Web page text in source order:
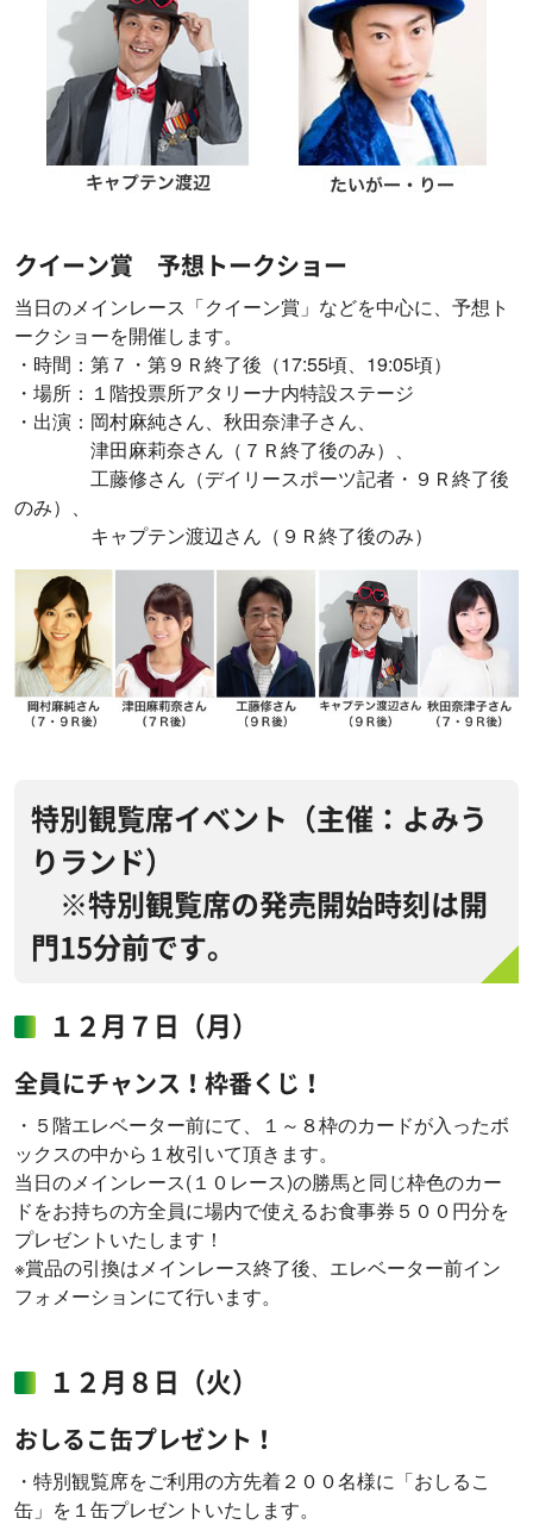
クイーン賞 予想トークショー
当日のメインレース「クイーン賞」などを中心に、予想ト
ークショーを開催します。
・時間：第７・第９Ｒ終了後（17:55頃、19:05頃）
・場所：１階投票所アタリーナ内特設ステージ
・出演：岡村麻純さん、秋田奈津子さん、
津田麻莉奈さん（７Ｒ終了後のみ）、
工藤修さん（デイリースポーツ記者・９Ｒ終了後
のみ）、
キャプテン渡辺さん（９Ｒ終了後のみ）
特別観覧席イベント（主催：よみう
りランド）
※特別観覧席の発売開始時刻は開
門15分前です。
１２月７日（月）
全員にチャンス！枠番くじ！
・５階エレベーター前にて、１～８枠のカードが入ったボ
ックスの中から１枚引いて頂きます。
当日のメインレース(１０レース)の勝馬と同じ枠色のカー
ドをお持ちの方全員に場内で使えるお食事券５００円分を
プレゼントいたします！
※賞品の引換はメインレース終了後、エレベーター前イン
フォメーションにて行います。
１２月８日（火）
おしるこ缶プレゼント！
・特別観覧席をご利用の方先着２００名様に「おしるこ
缶」を１缶プレゼントいたします。